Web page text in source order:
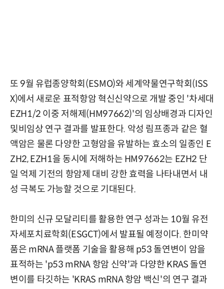
또 9월 유럽종양학회(ESMO)와 세계약물연구학회(ISS
X)에서 새로운 표적항암 혁신신약으로 개발 중인 '차세대
EZH1/2 이중 저해제(HM97662)'의 임상배경과 디자인
및비임상 연구 결과를 발표한다. 악성 림프종과 같은 혈
액암은 물론 다양한 고형암을 유발하는 효소의 일종인 E
ZH2, EZH1을 동시에 저해하는 HM97662는 EZH2 단
일 억제 기전의 항암제 대비 강한 효력을 나타내면서 내
성 극복도 가능할 것으로 기대된다.
한미의 신규 모달리티를 활용한 연구 성과는 10월 유전
자세포치료학회(ESGCT)에서 발표될 예정이다. 한미약
품은 mRNA 플랫폼 기술을 활용해 p53 돌연변이 암을
표적하는 'p53 mRNA 항암 신약'과 다양한 KRAS 돌연
변이를 타깃하는 'KRAS mRNA 항암 백신'의 연구 결과